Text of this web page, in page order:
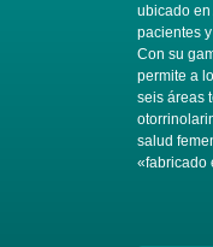
ubicado
pacientes
Con su
permite a
seis áreas
salud
«fabricado